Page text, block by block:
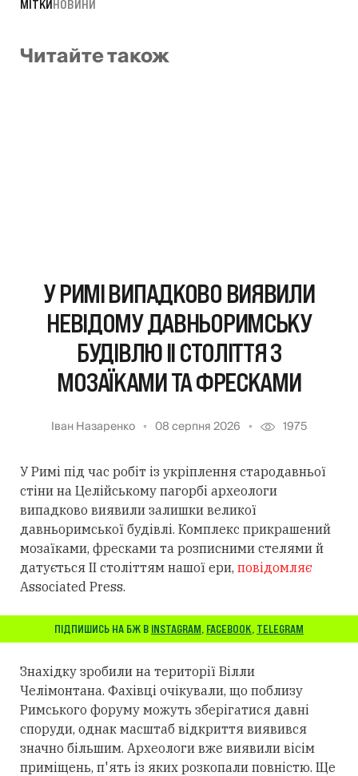
МІТКИНОВИНИ
Читайте також
У РИМІ ВИПАДКОВО ВИЯВИЛИ
НЕВІДОМУ ДАВНЬОРИМСЬКУ
БУДІВЛЮ II СТОЛІТТЯ З
МОЗАЇКАМИ ТА ФРЕСКАМИ
Іван Назаренко 08 серпня 2026 1975
У Римі під час робіт із укріплення стародавньої
стіни на Целійському пагорбі археологи
випадково виявили залишки великої
давньоримської будівлі. Комплекс прикрашений
мозаїками, фресками та розписними стелями й
датується II століттям нашої ери, повідомляє
Associated Press.
ПІДПИШИСЬ НА БЖ В INSTAGRAM, FACEBOOK, TELEGRAM
Знахідку зробили на території Вілли
Челімонтана. Фахівці очікували, що поблизу
Римського форуму можуть зберігатися давні
споруди, однак масштаб відкриття виявився
значно більшим. Археологи вже виявили вісім
приміщень, п'ять із яких розкопали повністю. Ще